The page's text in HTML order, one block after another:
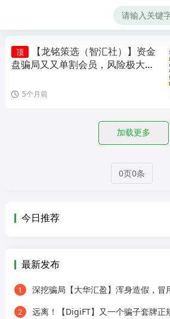
顶
【龙铭策选（智汇社）】资金
盘骗局又又单割会员，风险极大，
5个月前
加载更多
0页0条
今日推荐
最新发布
1 深挖骗局【大华汇盈】浑身造假，冒用演
2 远离！【DigiFT】又一个骗子套牌正规公司资